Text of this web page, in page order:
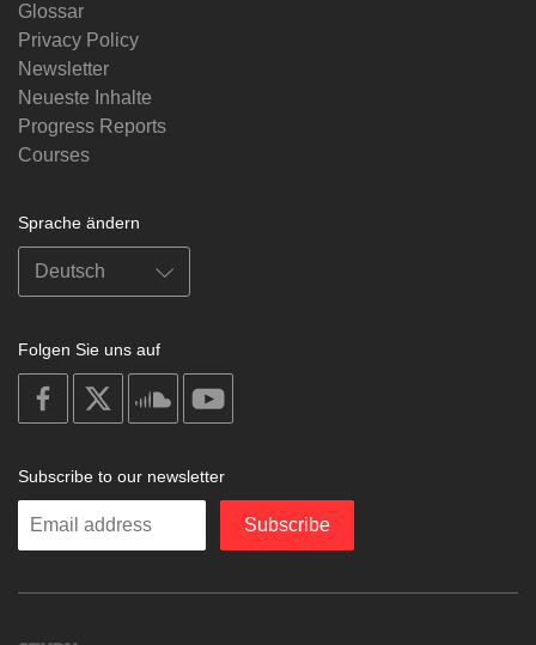
Glossar
Privacy Policy
Newsletter
Neueste Inhalte
Progress Reports
Courses
Sprache ändern
Folgen Sie uns auf
on
facebook
soundcloud
Subscribe to our newsletter
Enter
Subscribe